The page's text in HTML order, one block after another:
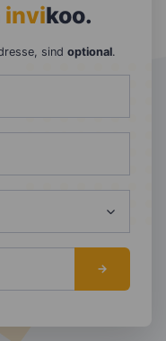
invikoo.
sind optional.